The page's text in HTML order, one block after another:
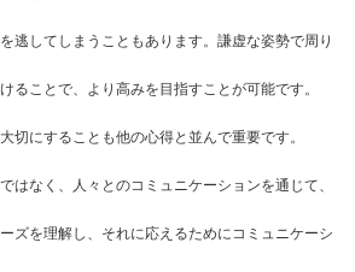
逃してしまうこともあります。謙虚な姿勢で周り
ることで、より高みを目指すことが可能です。
切にすることも他の心得と並んで重要です。
はなく、人々とのコミュニケーションを通じて、
ズを理解し、それに応えるためにコミュニケーシ